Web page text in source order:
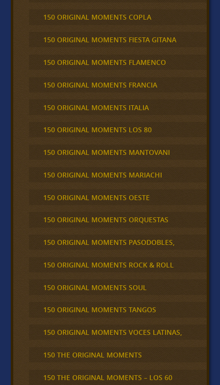
150 ORIGINAL MOMENTS COPLA
150 ORIGINAL MOMENTS FIESTA GITANA
150 ORIGINAL MOMENTS FLAMENCO
150 ORIGINAL MOMENTS FRANCIA
150 ORIGINAL MOMENTS ITALIA
150 ORIGINAL MOMENTS LOS 80
150 ORIGINAL MOMENTS MANTOVANI
150 ORIGINAL MOMENTS MARIACHI
150 ORIGINAL MOMENTS OESTE
150 ORIGINAL MOMENTS ORQUESTAS
150 ORIGINAL MOMENTS PASODOBLES,
150 ORIGINAL MOMENTS ROCK & ROLL
150 ORIGINAL MOMENTS SOUL
150 ORIGINAL MOMENTS TANGOS
150 ORIGINAL MOMENTS VOCES LATINAS,
150 THE ORIGINAL MOMENTS
150 THE ORIGINAL MOMENTS – LOS 60